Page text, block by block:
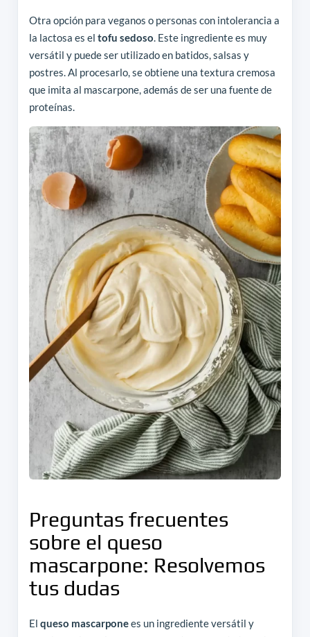
Otra opción para veganos o personas con intolerancia a
la lactosa es el tofu sedoso . Este ingrediente es muy
versátil y puede ser utilizado en batidos, salsas y
postres. Al procesarlo, se obtiene una textura cremosa
que imita al mascarpone, además de ser una fuente de
proteínas.
Preguntas frecuentes
sobre el queso
mascarpone: Resolvemos
tus dudas
El queso mascarponees un ingrediente versátil y